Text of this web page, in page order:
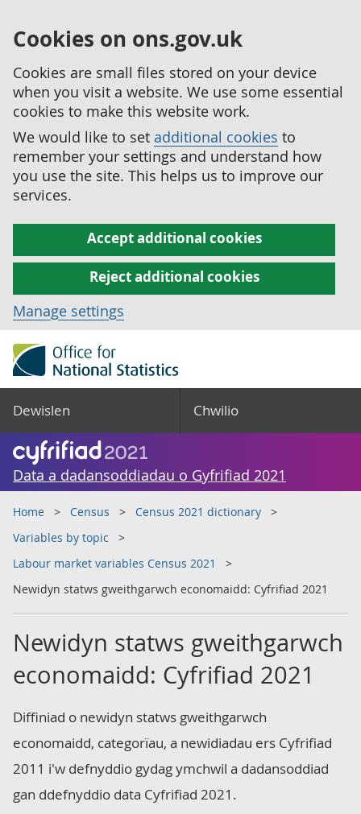
Cookies on ons.gov.uk
Cookies are small files stored on your device
when you visit a website. We use some essential
cookies to make this website work.
We would like to set additional cookies to
remember your settings and understand how
you use the site. This helps us to improve our
services.
Accept additional cookies
Reject additional cookies
Manage settings
Dewislen Chwilio
Data a dadansoddiadau o Gyfrifiad 2021
Home Census
Census 2021 dictionary
Variables by topic
Labour market variables Census 2021
Newidyn statws gweithgarwch economaidd: Cyfrifiad 2021
Newidyn statws gweithgarwch
economaidd: Cyfrifiad 2021
Diffiniad o newidyn statws gweithgarwch
economaidd, categorïau, a newidiadau ers Cyfrifiad
2011 i'w defnyddio gydag ymchwil a dadansoddiad
gan ddefnyddio data Cyfrifiad 2021.